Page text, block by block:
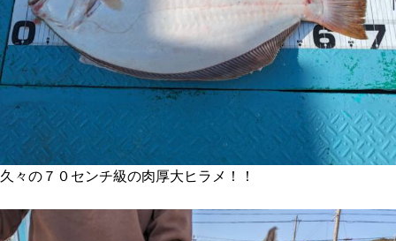
久々の７０センチ級の肉厚大ヒラメ！！